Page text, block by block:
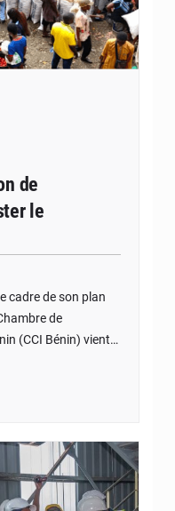
de
le
cadre de son plan
de
(CCI Bénin) vient…